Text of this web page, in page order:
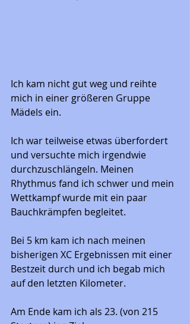
Ich kam nicht gut weg und reihte
mich in einer größeren Gruppe
Mädels ein.
Ich war teilweise etwas überfordert
und versuchte mich irgendwie
durchzuschlängeln. Meinen
Rhythmus fand ich schwer und mein
Wettkampf wurde mit ein paar
Bauchkrämpfen begleitet.
Bei 5 km kam ich nach meinen
bisherigen XC Ergebnissen mit einer
Bestzeit durch und ich begab mich
auf den letzten Kilometer.
Am Ende kam ich als 23. (von 215